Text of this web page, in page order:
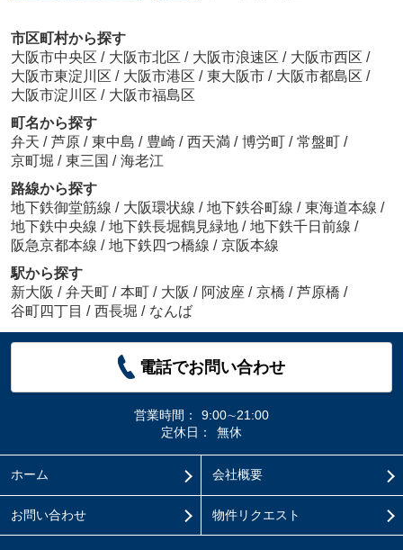
市区町村から探す
大阪市中央区 / 大阪市北区 / 大阪市浪速区 / 大阪市西区 /
大阪市東淀川区 / 大阪市港区 / 東大阪市 / 大阪市都島区 /
大阪市淀川区 / 大阪市福島区
町名から探す
弁天 / 芦原 / 東中島 / 豊崎 / 西天満 / 博労町 / 常盤町 /
京町堀 / 東三国 / 海老江
路線から探す
地下鉄御堂筋線 / 大阪環状線 / 地下鉄谷町線 / 東海道本線 /
地下鉄中央線 / 地下鉄長堀鶴見緑地 / 地下鉄千日前線 /
阪急京都本線 / 地下鉄四つ橋線 / 京阪本線
駅から探す
新大阪 / 弁天町 / 本町 / 大阪 / 阿波座 / 京橋 / 芦原橋 /
谷町四丁目 / 西長堀 / なんば
電話でお問い合わせ
営業時間：
9:00∼21:00
定休日：
無休
ホーム 会社概要
お問い合わせ 物件リクエスト